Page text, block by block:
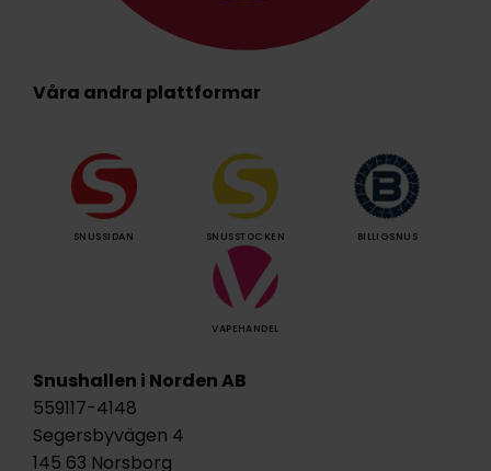
Våra andra plattformar
SNUSSIDAN SNUSSTOCKEN BILLIGSNUS
VAPEHANDEL
Snushallen i Norden AB
559117-4148
Segersbyvägen 4
145 63 Norsborg